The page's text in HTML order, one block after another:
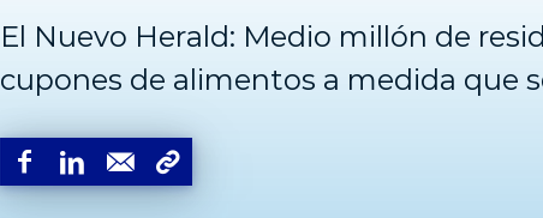
El Nuevo Herald: Medio millón de
cupones de alimentos a medida que